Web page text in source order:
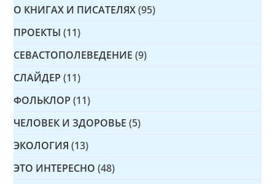
О КНИГАХ И ПИСАТЕЛЯХ (95)
ПРОЕКТЫ (11)
СЕВАСТОПОЛЕВЕДЕНИЕ (9)
СЛАЙДЕР (11)
ФОЛЬКЛОР (11)
ЧЕЛОВЕК И ЗДОРОВЬЕ (5)
ЭКОЛОГИЯ (13)
ЭТО ИНТЕРЕСНО (48)